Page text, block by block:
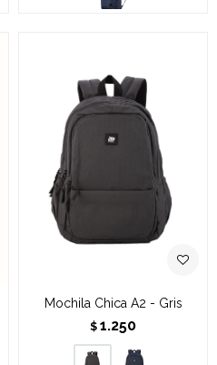
Mochila Chica A2 - Gris
$ 1.250